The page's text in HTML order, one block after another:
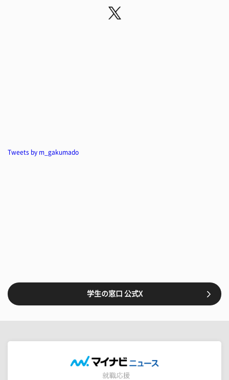
Tweets by m_gakumado
学生の窓口 公式X